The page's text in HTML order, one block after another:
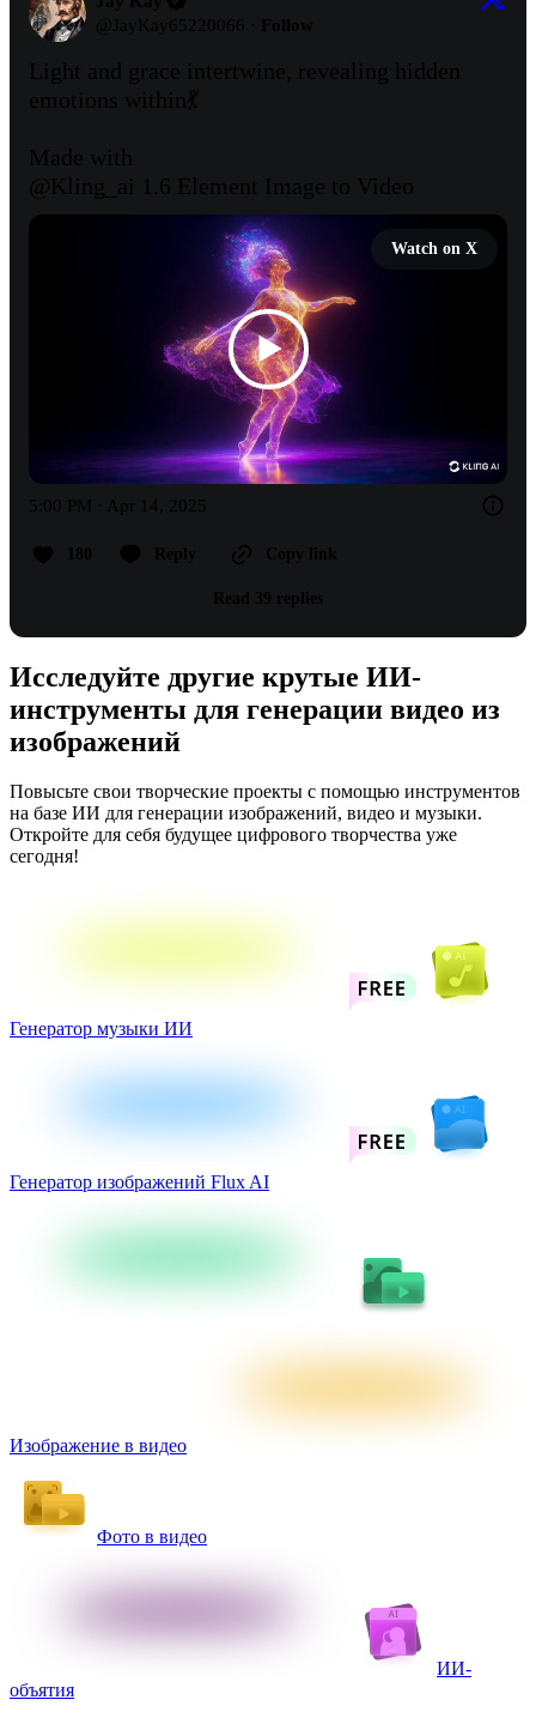
Watch on X
Исследуйте другие крутые ИИ-
инструменты для генерации видео из
изображений
Повысьте свои творческие проекты с помощью инструментов
на базе ИИ для генерации изображений, видео и музыки.
Откройте для себя будущее цифрового творчества уже
сегодня!
Генератор музыки ИИ
Генератор изображений Flux AI
Изображение в видео
Фото в видео
ИИ-
объятия